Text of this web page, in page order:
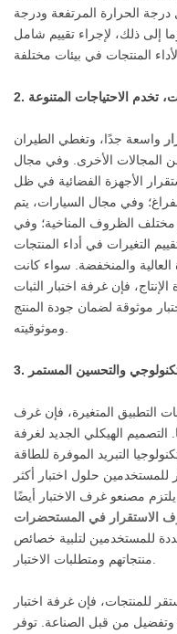
الحرارة المرتفعة ودرجة
إلى ذلك، لإجراء تقييم شامل
تخدم الاحتياجات المتنوعة
واسعة جدًا، وتغطي الطيران
المجالات الأخرى. وفي مجال
الأجهزة الفضائية في ظل
وفي مجال السيارات، يتم
مختلف الظروف المناخية؛ وفي
التغيرات في أداء المنتجات
العالية والمنخفضة. سواء كانت
فإن غرفة اختبار الثبات
موثوقة لضمان جودة المنتج
التكنولوجي والتحسين المستمر
التطبيق المتغيرة، فإن غرف
التصميم الهيكلي الجديد لغرفة
التبريد الموفرة للطاقة
للمستخدمين حلول اختبار أكثر
مصنعو غرف الاختبار أيضًا
الاستقرار في المستحضرات
للمستخدمين لتلبية خصائص
للمنتجات، فإن غرفة اختبار
وتفضيل من قبل الصناعة. توفر